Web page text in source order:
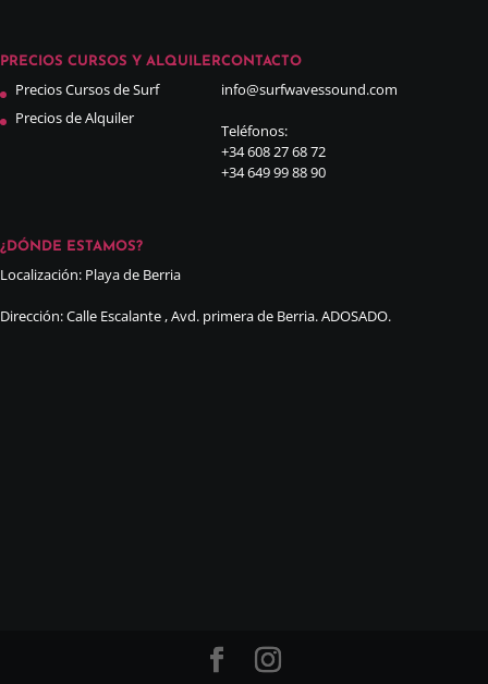
PRECIOS CURSOS Y ALQUILER
Precios Cursos de Surf
Precios de Alquiler
CONTACTO
info@surfwavessound.com
Teléfonos:
+34 608 27 68 72
+34 649 99 88 90
¿DÓNDE ESTAMOS?
Localización: Playa de Berria
Dirección: Calle Escalante , Avd. primera de Berria. ADOSADO.